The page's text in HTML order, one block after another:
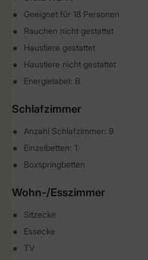
Geeignet für 18 Personen
Rauchen nicht gestattet
Haustiere gestattet
Haustiere nicht gestattet
Energielabel: B
Schlafzimmer
Anzahl Schlafzimmer: 9
Einzelbetten: 1
Boxspringbetten
Wohn-/Esszimmer
Sitzecke
Essecke
TV